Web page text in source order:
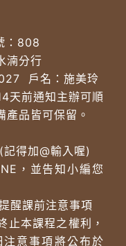
：808
湳分行
戶名：施美玲
天前通知主辦可順
產品皆可保留。
(記得加@輸入喔)
，並告知小編您
醒課前注意事項
止本課程之權利，
意事項將公布於